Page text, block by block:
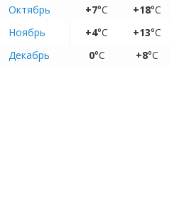
Октябрь
+7°C +18°C
Ноябрь
+4°C +13°C
Декабрь
0°C +8°C